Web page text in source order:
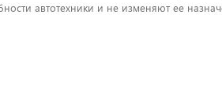
автотехники и не изменяют ее